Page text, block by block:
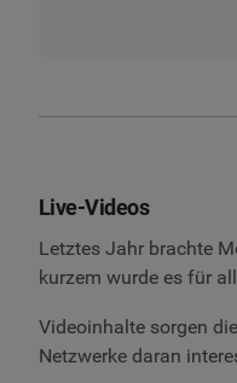
Live-Videos
Letztes Jahr brachte
kurzem wurde es für
Videoinhalte sorgen
Netzwerke daran